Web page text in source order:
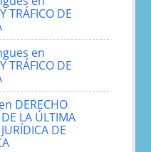
TRÁFICO DE
en
TRÁFICO DE
en DERECHO
LA ÚLTIMA
DE